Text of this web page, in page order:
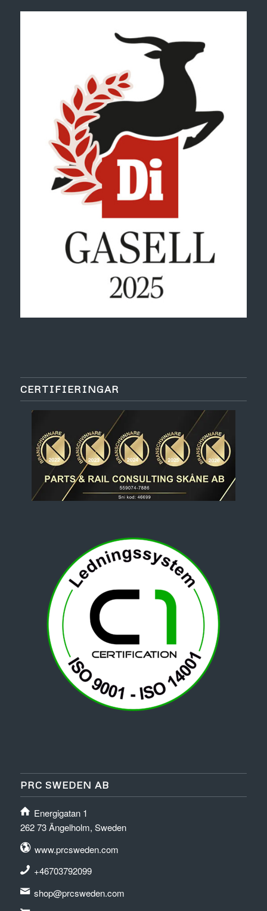
CERTIFIERINGAR
PRC SWEDEN AB
Energigatan 1
262 73 Ängelholm, Sweden
www.prcsweden.com
+46703792099
shop@prcsweden.com